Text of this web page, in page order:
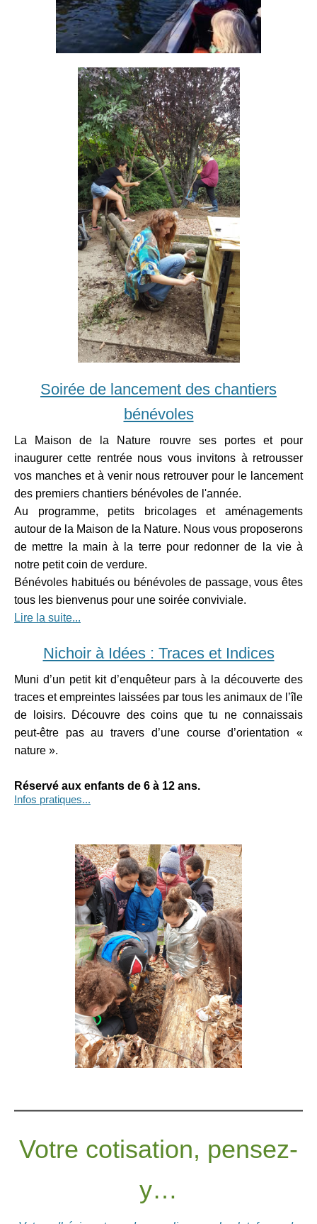
Soirée de lancement des chantiers
bénévoles
La Maison de la Nature rouvre ses portes et pour
inaugurer cette rentrée nous vous invitons à retrousser
vos manches et à venir nous retrouver pour le lancement
des premiers chantiers bénévoles de l'année.
Au programme, petits bricolages et aménagements
autour de la Maison de la Nature. Nous vous proposerons
de mettre la main à la terre pour redonner de la vie à
notre petit coin de verdure.
Bénévoles habitués ou bénévoles de passage, vous êtes
tous les bienvenus pour une soirée conviviale.
Lire la suite...
Nichoir à Idées : Traces et Indices
Muni d’un petit kit d’enquêteur pars à la découverte des
traces et empreintes laissées par tous les animaux de l’île
de loisirs. Découvre des coins que tu ne connaissais
peut-être pas au travers d’une course d’orientation «
nature ».
Réservé aux enfants de 6 à 12 ans.
Infos pratiques...
Votre cotisation, pensez-
y…